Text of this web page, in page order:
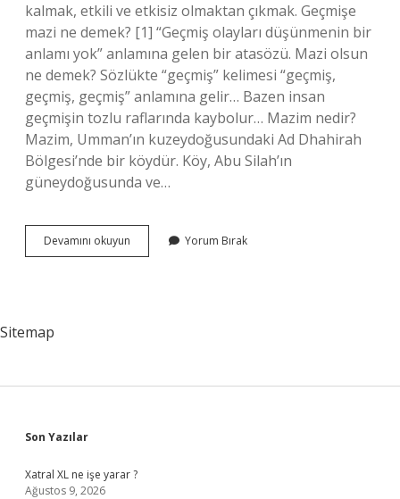
kalmak, etkili ve etkisiz olmaktan çıkmak. Geçmişe
mazi ne demek? [1] “Geçmiş olayları düşünmenin bir
anlamı yok” anlamına gelen bir atasözü. Mazi olsun
ne demek? Sözlükte “geçmiş” kelimesi “geçmiş,
geçmiş, geçmiş” anlamına gelir… Bazen insan
geçmişin tozlu raflarında kaybolur… Mazim nedir?
Mazim, Umman’ın kuzeydoğusundaki Ad Dhahirah
Bölgesi’nde bir köydür. Köy, Abu Silah’ın
güneydoğusunda ve…
Devamını okuyun
Yaşamak
Yorum Bırak
Sitemap
Sidebar
Son Yazılar
Xatral XL ne işe yarar ?
Ağustos 9, 2026